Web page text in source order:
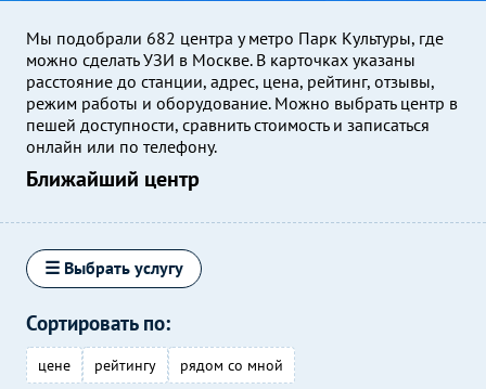
Мы подобрали 682 центра у метро Парк Культуры, где
можно сделать УЗИ в Москве. В карточках указаны
расстояние до станции, адрес, цена, рейтинг, отзывы,
режим работы и оборудование. Можно выбрать центр в
пешей доступности, сравнить стоимость и записаться
онлайн или по телефону.
Ближайший центр
☰ Выбрать услугу
Сортировать по:
цене рейтингу рядом со мной